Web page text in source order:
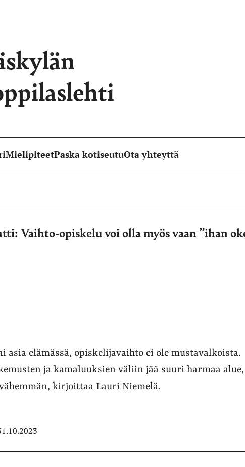
MielipiteetPaska kotiseutuOta yhteyttä
Vaihto-opiskelu voi olla myös vaan ”ihan
asia elämässä, opiskelijavaihto ei ole mustavalkoista.
ja kamaluuksien väliin jää suuri harmaa
kirjoittaa Lauri Niemelä.